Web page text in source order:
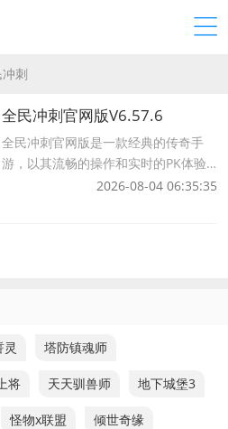
刺
全民冲刺官网版V6.57.6
全民冲刺官网版是一款经典的传奇手
游，以其流畅的操作和实时的PK体验
脱颖而出，重新定义了手机传奇游戏的
2026-08-04 06:35:35
灵 塔防镇魂师
将 天天驯兽师 地下城堡3
怪物x联盟 倾世奇缘